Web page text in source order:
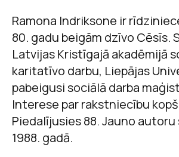
Ramona Indriksone ir
80. gadu beigām dzīvo Cēsīs.
Latvijas Kristīgajā akadēmijā
karitatīvo darbu, Liepājas
pabeigusi sociālā darba
Interese par rakstniecību
Piedalījusies 88. Jauno autoru
1988. gadā.